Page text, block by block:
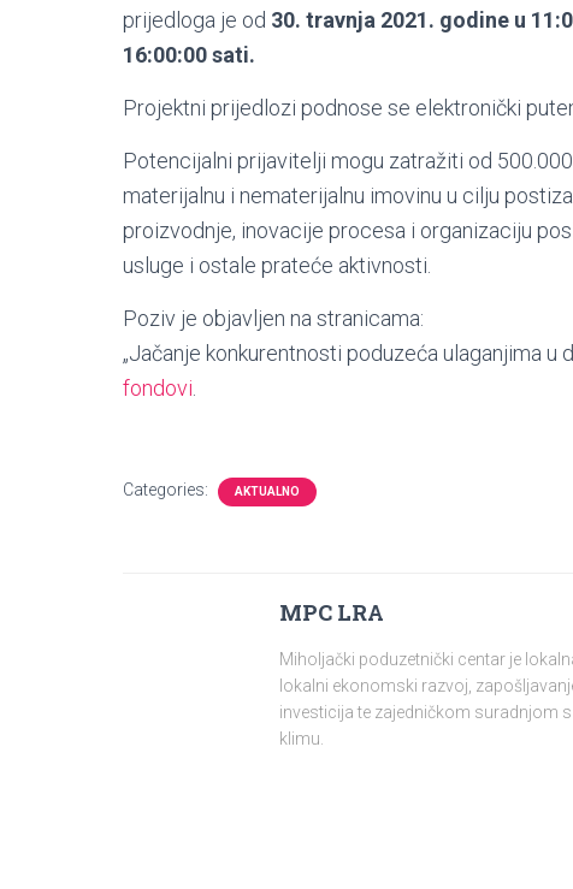
prijedloga je od 30. travnja 2021. godine u
16:00:00 sati.
Projektni prijedlozi podnose se elektronički
Potencijalni prijavitelji mogu zatražiti od
materijalnu i nematerijalnu imovinu u cilju
proizvodnje, inovacije procesa i organizaciju
usluge i ostale prateće aktivnosti.
Poziv je objavljen na stranicama:
„Jačanje konkurentnosti poduzeća ulaganjima u
fondovi.
Categories: AKTUALNO
MPC LRA
Miholjački poduzetnički centar je
lokalni ekonomski razvoj,
investicija te zajedničkom suradnjom
klimu.